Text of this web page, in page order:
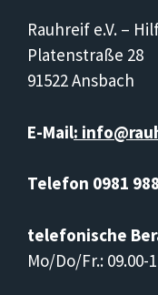
Rauhreif e.V. –
Platenstraße 28
91522 Ansbach
E-Mail:
Telefon 0981
telefonische
Mo/Do/Fr.: 09.00-